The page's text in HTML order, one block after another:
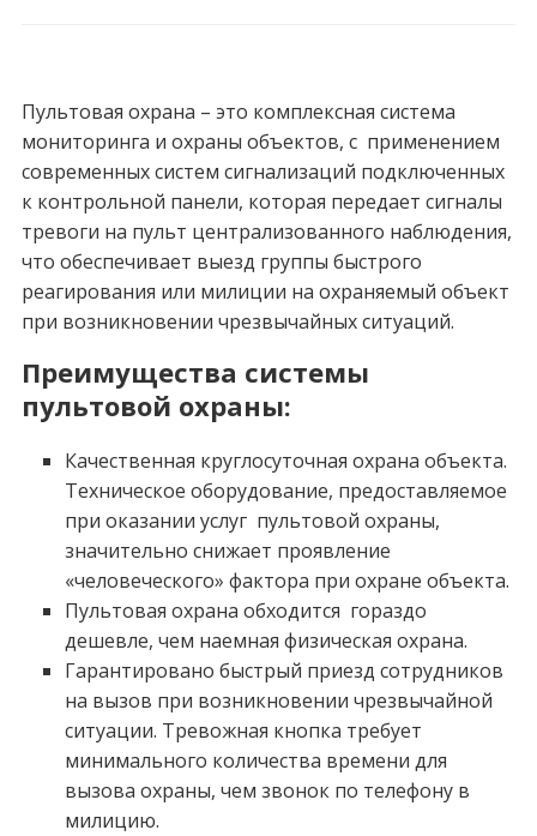
Пультовая охрана – это комплексная система
мониторинга и охраны объектов, с применением
современных систем сигнализаций подключенных
к контрольной панели, которая передает сигналы
тревоги на пульт централизованного наблюдения,
что обеспечивает выезд группы быстрого
реагирования или милиции на охраняемый объект
при возникновении чрезвычайных ситуаций.
Преимущества системы
пультовой охраны:
Качественная круглосуточная охрана объекта.
Техническое оборудование, предоставляемое
при оказании услуг пультовой охраны,
значительно снижает проявление
«человеческого» фактора при охране объекта.
Пультовая охрана обходится гораздо
дешевле, чем наемная физическая охрана.
Гарантировано быстрый приезд сотрудников
на вызов при возникновении чрезвычайной
ситуации. Тревожная кнопка требует
минимального количества времени для
вызова охраны, чем звонок по телефону в
милицию.